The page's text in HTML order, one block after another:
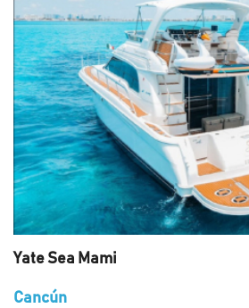
Yate Sea Mami
Cancún